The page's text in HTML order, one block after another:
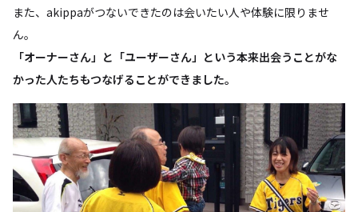
また、akippaがつないできたのは会いたい人や体験に限りませ
ん。
「オーナーさん」と「ユーザーさん」という本来出会うことがな
かった人たちもつなげることができました。